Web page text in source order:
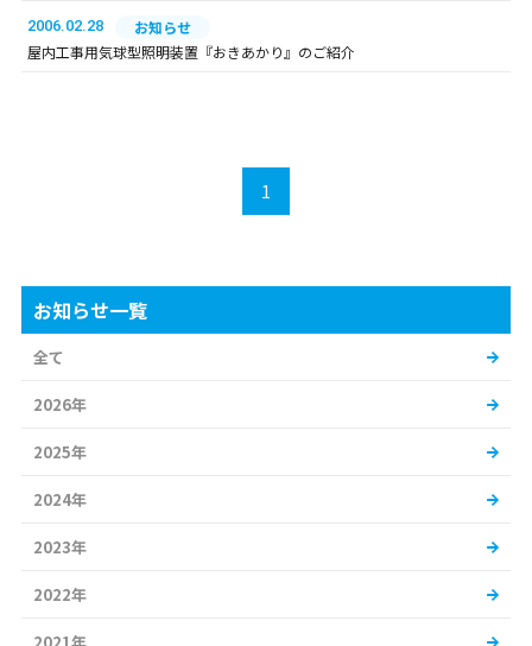
2006.02.28
お知らせ
屋内工事用気球型照明装置『おきあかり』のご紹介
1
お知らせ一覧
全て
2026年
2025年
2024年
2023年
2022年